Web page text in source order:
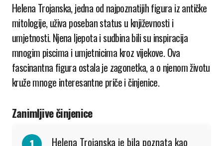
Helena Trojanska, jedna od najpoznatijih figura iz antičke
mitologije, uživa poseban status u književnosti i
umjetnosti. Njena ljepota i sudbina bili su inspiracija
mnogim piscima i umjetnicima kroz vijekove. Ova
fascinantna figura ostala je zagonetka, a o njenom životu
kruže mnoge interesantne priče i činjenice.
Zanimljive činjenice
Helena Trojanska je bila poznata kao